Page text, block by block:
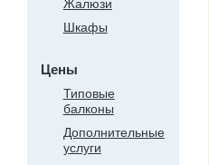
Жалюзи
Шкафы
Цены
Типовые
балконы
Дополнительные
услуги